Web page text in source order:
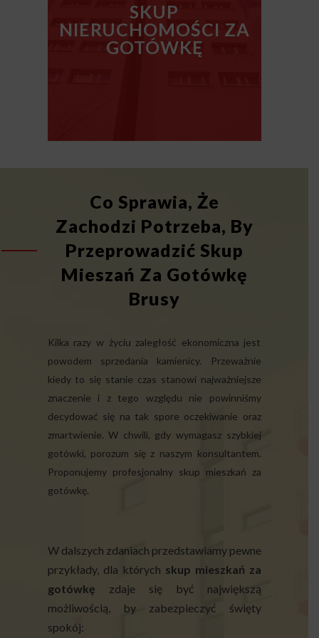
SKUP
NIERUCHOMOŚCI ZA
GOTÓWKĘ
Co Sprawia, Że
Zachodzi Potrzeba, By
Przeprowadzić Skup
Mieszań Za Gotówkę
Brusy
Kilka razy w życiu zaległość ekonomiczna jest
powodem sprzedania kamienicy. Przeważnie
kiedy to się stanie czas stanowi najważniejsze
znaczenie i z tego względu nie powinniśmy
decydować się na tak spore oczekiwanie oraz
zmartwienie. W chwili, gdy wymagasz szybkiej
gotówki, porozum się z naszym konsultantem.
Proponujemy profesjonalny skup mieszkań za
gotówkę.
W dalszych zdaniach przedstawiamy pewne
przykłady, dla których skup mieszkań za
gotówkę zdaje się być największą
możliwością, by zabezpieczyć święty
spokój: